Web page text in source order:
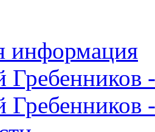
информация
Гребенников